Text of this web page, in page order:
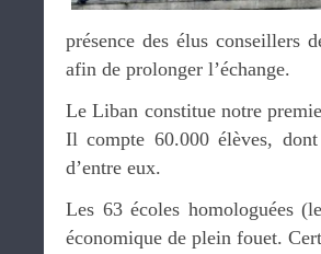
présence des élus conseillers
afin de prolonger l’échange.
Le Liban constitue notre
Il compte 60.000 élèves,
d’entre eux.
Les 63 écoles homologuées
économique de plein fouet.